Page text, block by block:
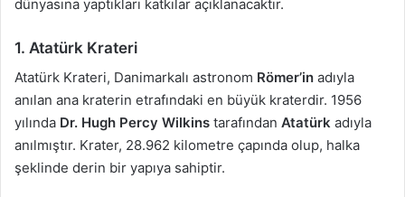
dünyasına yaptıkları katkılar açıklanacaktır.
1. Atatürk Krateri
Atatürk Krateri, Danimarkalı astronom Römer’in adıyla
anılan ana kraterin etrafındaki en büyük kraterdir. 1956
yılında Dr. Hugh Percy Wilkins tarafından Atatürk adıyla
anılmıştır. Krater, 28.962 kilometre çapında olup, halka
şeklinde derin bir yapıya sahiptir.